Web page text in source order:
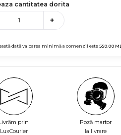
cantitatea dorita
+
dată valoarea minimă a comenzii este550.00
prin
LuxCourier
Poză martor
la livrare